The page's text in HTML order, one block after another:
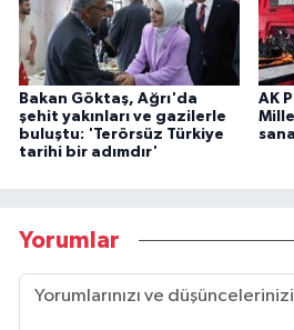
Bakan Göktaş, Ağrı'da
şehit yakınları ve gazilerle
buluştu: 'Terörsüz Türkiye
tarihi bir adımdır'
AK
Yorumlar